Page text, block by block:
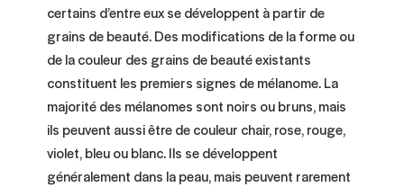
certains d’entre eux se développent à partir de
grains de beauté. Des modifications de la forme ou
de la couleur des grains de beauté existants
constituent les premiers signes de mélanome. La
majorité des mélanomes sont noirs ou bruns, mais
ils peuvent aussi être de couleur chair, rose, rouge,
violet, bleu ou blanc. Ils se développent
généralement dans la peau, mais peuvent rarement